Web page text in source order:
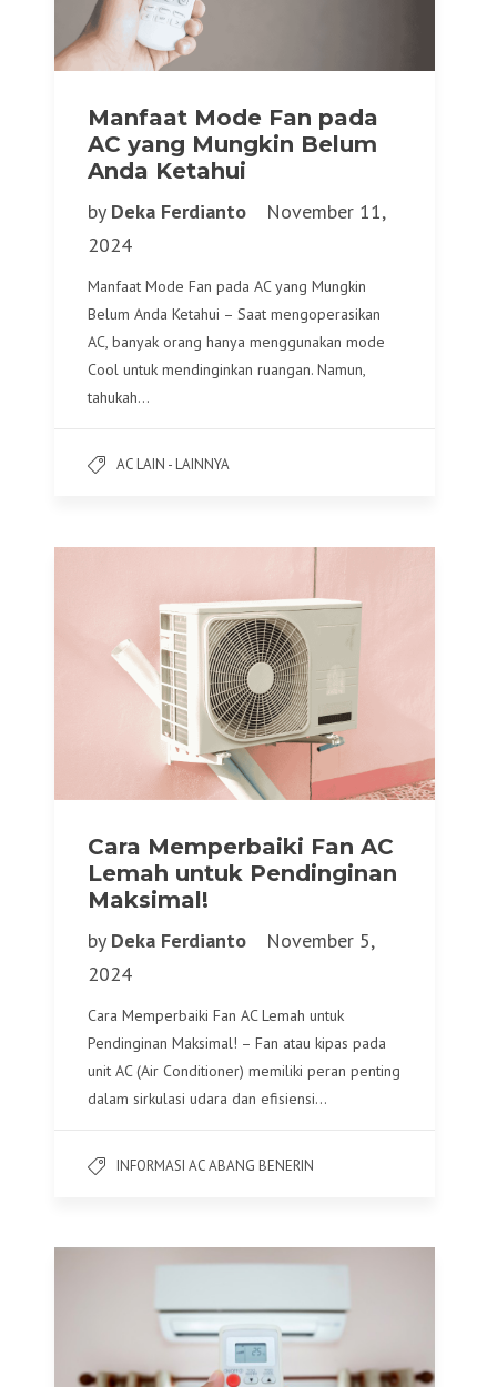
Manfaat Mode Fan pada
AC yang Mungkin Belum
Anda Ketahui
by Deka Ferdianto
November 11,
2024
Manfaat Mode Fan pada AC yang Mungkin
Belum Anda Ketahui – Saat mengoperasikan
AC, banyak orang hanya menggunakan mode
Cool untuk mendinginkan ruangan. Namun,
tahukah…
AC LAIN - LAINNYA
Cara Memperbaiki Fan AC
Lemah untuk Pendinginan
Maksimal!
by Deka Ferdianto
November 5,
2024
Cara Memperbaiki Fan AC Lemah untuk
Pendinginan Maksimal! – Fan atau kipas pada
unit AC (Air Conditioner) memiliki peran penting
dalam sirkulasi udara dan efisiensi…
INFORMASI AC ABANG BENERIN